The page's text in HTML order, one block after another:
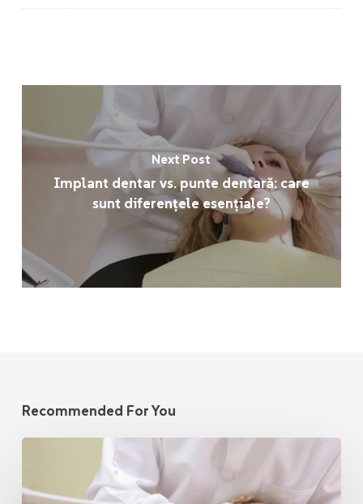
Next Post
Implant dentar vs. punte dentară: care
sunt diferențele esențiale?
Recommended For You